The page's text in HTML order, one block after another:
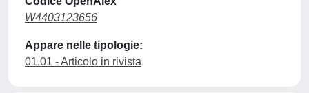
W4403123656
Appare nelle tipologie:
01.01 - Articolo in rivista